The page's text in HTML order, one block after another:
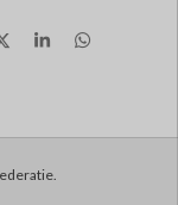
D
S
D